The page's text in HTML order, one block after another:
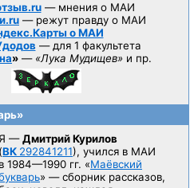
— мнения о МАИ
— режут правду о МАИ
о МАИ
— для 1 факультета
» — «Лука Мудищев» и пр.
Я —Дмитрий Курилов
(ВК 292841211), учился в МАИ
в 1984—1990 гг. «Маёвский
» — сборник рассказов,